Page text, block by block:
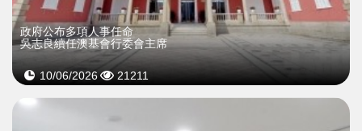
政府公布多項人事任命
吳志良續任澳基會行委會主席
10/06/2026 21211